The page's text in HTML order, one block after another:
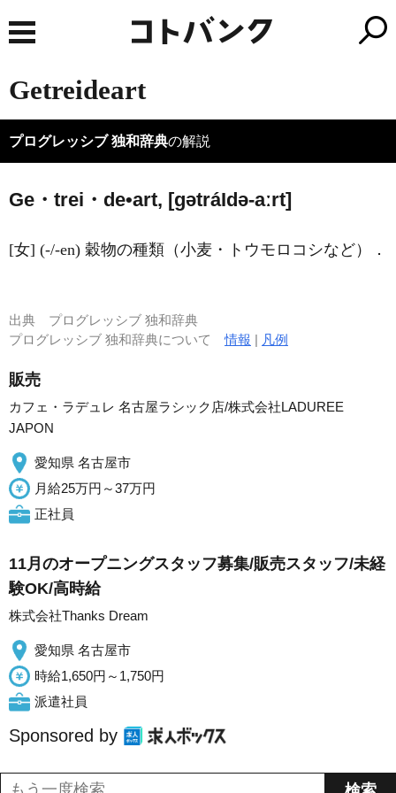
Getreideart
プログレッシブ 独和辞典の解説
Ge・trei・de•art, [ɡətráIdə-aːrt]
[女] (-/-en) 穀物の種類（小麦・トウモロコシなど）．
出典 プログレッシブ 独和辞典
プログレッシブ 独和辞典について情報 | 凡例
販売
カフェ・ラデュレ 名古屋ラシック店/株式会社LADUREE
JAPON
愛知県 名古屋市
月給25万円～37万円
正社員
11月のオープニングスタッフ募集/販売スタッフ/未経
験OK/高時給
株式会社Thanks Dream
愛知県 名古屋市
時給1,650円～1,750円
派遣社員
Sponsored by